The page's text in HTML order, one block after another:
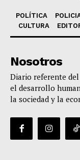
POLÍTICA
CULTURA
Nosotros
Diario referente
el desarrollo
la sociedad y la